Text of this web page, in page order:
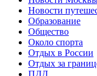
Новости
Образование
Общество
Около спорта
Отдых в России
Отдых за
ПДД